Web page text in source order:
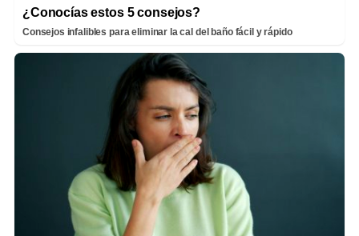
¿Conocías estos 5 consejos?
Consejos infalibles para eliminar la cal del baño fácil y rápido